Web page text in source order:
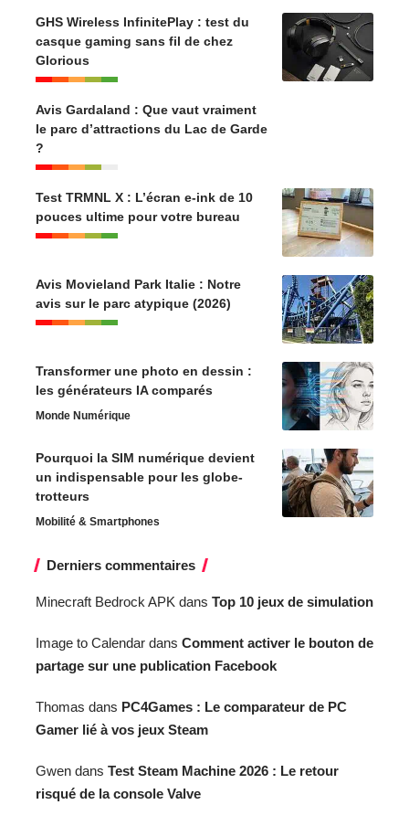
GHS Wireless InfinitePlay : test du
casque gaming sans fil de chez
Glorious
Avis Gardaland : Que vaut vraiment
le parc d’attractions du Lac de Garde
?
Test TRMNL X : L’écran e-ink de 10
pouces ultime pour votre bureau
Avis Movieland Park Italie : Notre
avis sur le parc atypique (2026)
Transformer une photo en dessin :
les générateurs IA comparés
Monde Numérique
Pourquoi la SIM numérique devient
un indispensable pour les globe-
trotteurs
Mobilité & Smartphones
Derniers commentaires
Minecraft Bedrock APK dans Top 10 jeux de simulation
Image to Calendar dans Comment activer le bouton de
partage sur une publication Facebook
Thomas dans PC4Games : Le comparateur de PC
Gamer lié à vos jeux Steam
Gwen dans Test Steam Machine 2026 : Le retour
risqué de la console Valve